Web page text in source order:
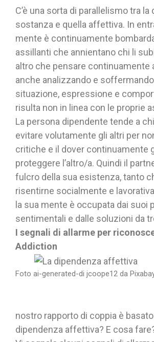
C’è una sorta di parallelismo tra la
sostanza e quella affettiva. In
mente è continuamente
assillanti che annientano chi li
altro che pensare continuamente
anche analizzando e
situazione, espressione e
risulta non in linea con le proprie
La persona dipendente tende a
evitare volutamente gli altri per
critiche e il dover continuamente
proteggere l’altro/a. Quindi il
fulcro della sua esistenza, tanto
risentirne socialmente e
la sua mente è occupata dai suoi
sentimentali e dalle soluzioni da
I segnali di allarme per
Addiction
Foto ai-generated-di jcoope12 da
nostro rapporto di coppia è
dipendenza affettiva? E cosa